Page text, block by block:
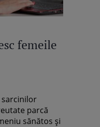
femeile
sarcinilor
parcă
sănătos şi